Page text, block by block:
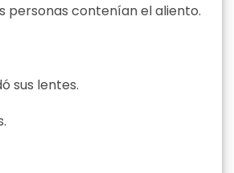
personas contenían el aliento.
sus lentes.